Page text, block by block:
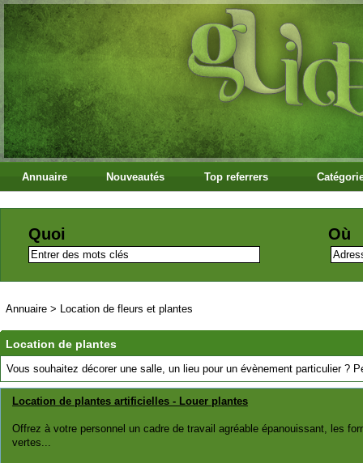
Annuaire Nouveautés Top referrers
Quoi Où
Annuaire > Location de fleurs et plantes
Location de plantes
Vous souhaitez décorer une salle, un lieu pour un évènement particulier ?
Location de plantes artificielles - Louer plantes
Offrez à votre personnel un cadre de travail agréable épanouissant, les
vertes...